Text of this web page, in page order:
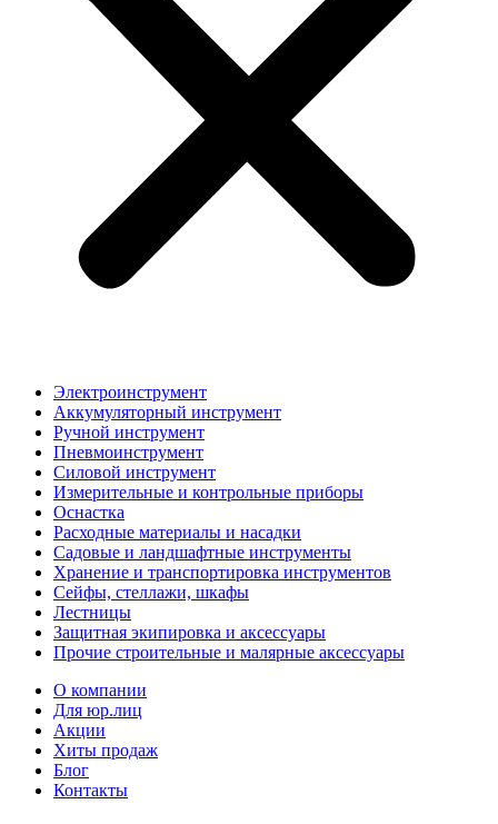
Электроинструмент
Аккумуляторный инструмент
Ручной инструмент
Пневмоинструмент
Силовой инструмент
Измерительные и контрольные приборы
Оснастка
Расходные материалы и насадки
Садовые и ландшафтные инструменты
Хранение и транспортировка инструментов
Сейфы, стеллажи, шкафы
Лестницы
Защитная экипировка и аксессуары
Прочие строительные и малярные аксессуары
О компании
Для юр.лиц
Акции
Хиты продаж
Блог
Контакты